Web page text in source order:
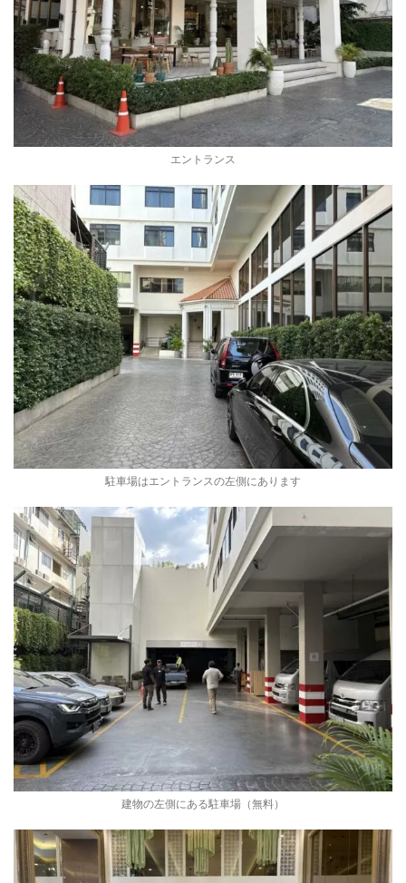
エントランス
駐車場はエントランスの左側にあります
建物の左側にある駐車場（無料）